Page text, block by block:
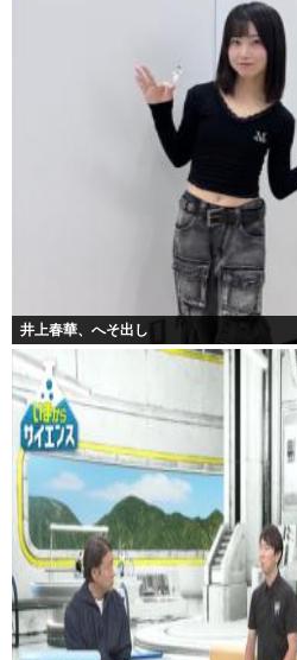
井上春華、へそ出し